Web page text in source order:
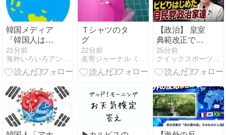
肌立った」
「こういう姿
は韓国も見習
わないと」
「あんな状況
なら日本だけ
の医療関係者
行動したはず
だ」【熊本地
かり」
韓国メディア
「韓国人は
1000万人も日
本に旅行に行
ってあげるの
日本人は韓国
に来ないの
か」自国に魅
力がないのを
棚に上げて日
21分前
海外いろいろアンテナ
Ｔシャツのタ
グ
22分前
名寄ジャーナル《日本の操縦法》
【政治】 皇室
典範改正で自
民党選挙に負
ける！
25分前
クイックスポーツNEWS